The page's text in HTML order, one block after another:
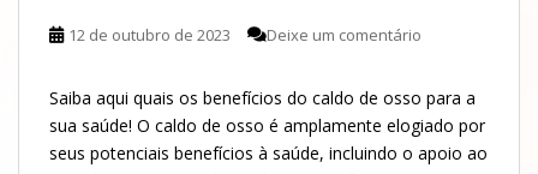
12 de outubro de 2023 Deixe um comentário
Saiba aqui quais os benefícios do caldo de osso para a
sua saúde! O caldo de osso é amplamente elogiado por
seus potenciais benefícios à saúde, incluindo o apoio ao